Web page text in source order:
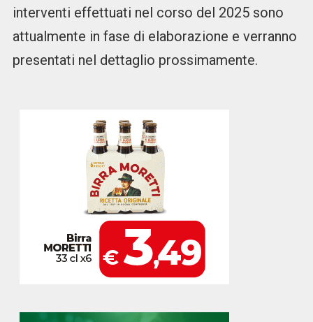
interventi effettuati nel corso del 2025 sono
attualmente in fase di elaborazione e verranno
presentati nel dettaglio prossimamente.